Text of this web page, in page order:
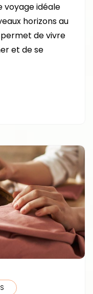
voyage idéale
horizons au
de vivre
et de se